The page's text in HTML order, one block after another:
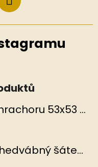
Hedvábný šátek Květy hrachoru 53x53 cm v dárkovém balení, HEDVÁBNÝ SVĚT
Prémiový oboustranný hedvábný šátek Mořský korál, MB